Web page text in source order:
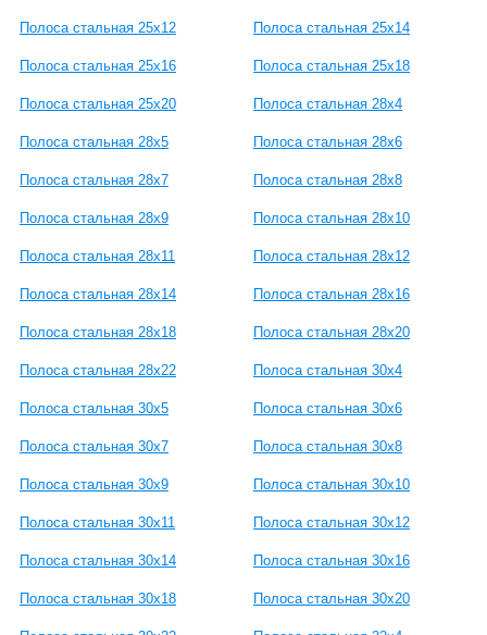
Полоса стальная 25х12 Полоса стальная 25х14
Полоса стальная 25х16 Полоса стальная 25x18
Полоса стальная 25x20 Полоса стальная 28x4
Полоса стальная 28x5 Полоса стальная 28x6
Полоса стальная 28x7 Полоса стальная 28x8
Полоса стальная 28x9 Полоса стальная 28x10
Полоса стальная 28x11 Полоса стальная 28x12
Полоса стальная 28x14 Полоса стальная 28x16
Полоса стальная 28x18 Полоса стальная 28x20
Полоса стальная 28x22 Полоса стальная 30x4
Полоса стальная 30x5 Полоса стальная 30x6
Полоса стальная 30x7 Полоса стальная 30x8
Полоса стальная 30x9 Полоса стальная 30x10
Полоса стальная 30x11 Полоса стальная 30x12
Полоса стальная 30x14 Полоса стальная 30x16
Полоса стальная 30x18 Полоса стальная 30x20